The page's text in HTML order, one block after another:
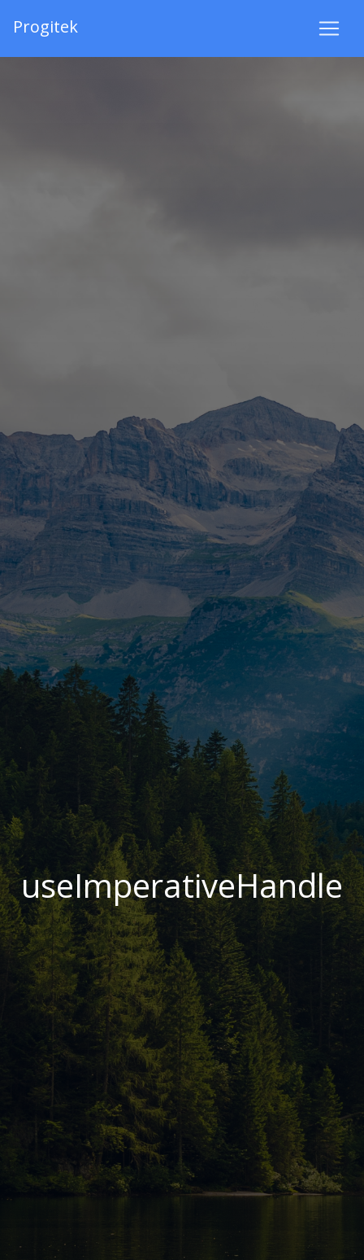
Progitek
useImperativeHandle